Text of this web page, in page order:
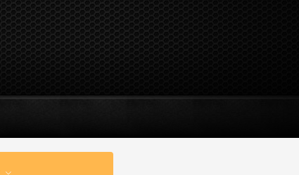
+7 (910) 684-44-88
info@мотопластик.рф